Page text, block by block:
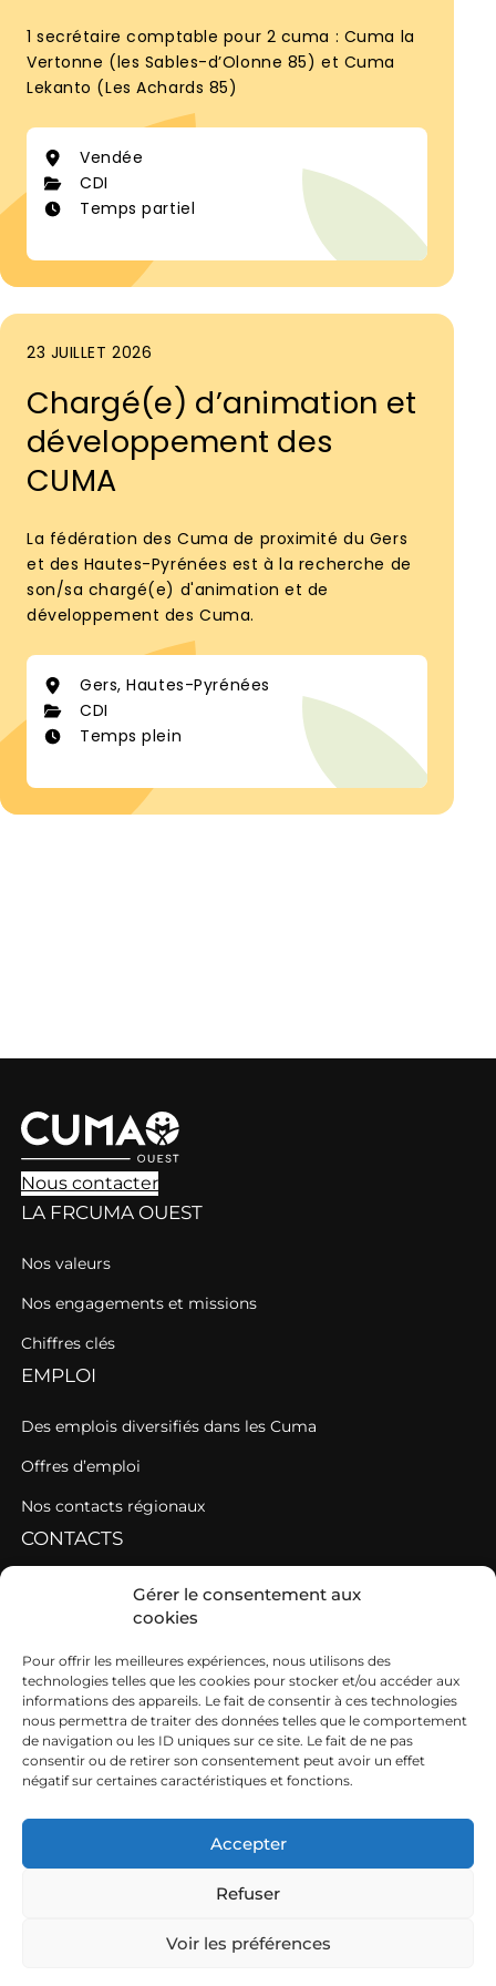
Gérer le consentement aux
cookies
Pour offrir les meilleures expériences, nous utilisons des
technologies telles que les cookies pour stocker et/ou accéder aux
informations des appareils. Le fait de consentir à ces technologies
nous permettra de traiter des données telles que le comportement
de navigation ou les ID uniques sur ce site. Le fait de ne pas
consentir ou de retirer son consentement peut avoir un effet
négatif sur certaines caractéristiques et fonctions.
Accepter
Refuser
Voir les préférences
1 secrétaire comptable pour 2 cuma : Cuma la
Vertonne (les Sables-d’Olonne 85) et Cuma
Lekanto (Les Achards 85)
Vendée
CDI
Temps partiel
23 JUILLET 2026
Chargé(e) d’animation et
développement des
CUMA
La fédération des Cuma de proximité du Gers
et des Hautes-Pyrénées est à la recherche de
son/sa chargé(e) d'animation et de
développement des Cuma.
Gers, Hautes-Pyrénées
CDI
Temps plein
Nous contacter
LA FRCUMA OUEST
Nos valeurs
Nos engagements et missions
Chiffres clés
EMPLOI
Des emplois diversifiés dans les Cuma
Offres d’emploi
Nos contacts régionaux
CONTACTS
Contacter une fédération
Contacter les AGC de l’Ouest
SIEGE
19b boulevard Nominoë
35740 PACÉ
02 99 54 63 15
FRCuma Ouest © 2026